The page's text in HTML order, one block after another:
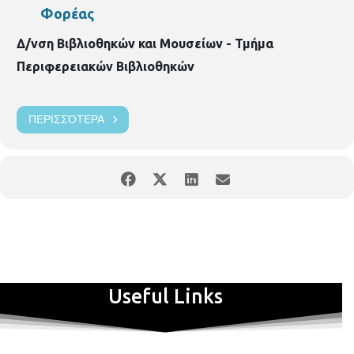
Φορέας
Δ/νση Βιβλιοθηκών και Μουσείων - Τμήμα
Περιφερειακών Βιβλιοθηκών
ΠΕΡΙΣΣΌΤΕΡΑ
Useful Links